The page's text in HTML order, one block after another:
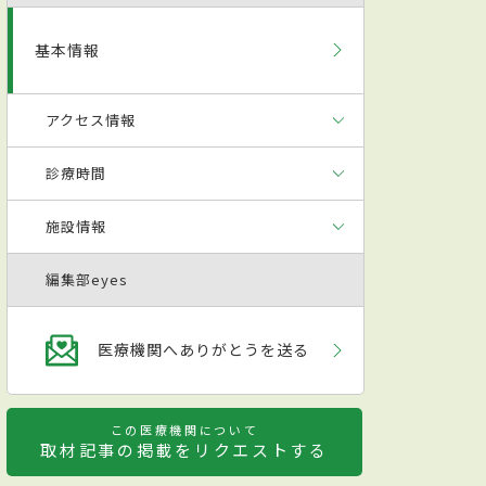
基本情報
アクセス情報
診療時間
施設情報
編集部eyes
医療機関へありがとうを送る
この医療機関について
取材記事の掲載をリクエストする